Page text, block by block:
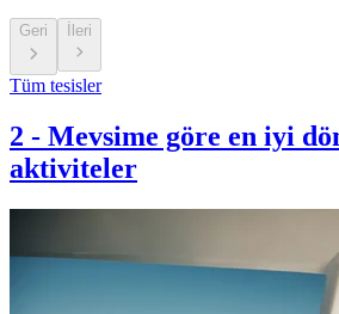
Geri İleri
Tüm tesisler
2 - Mevsime göre en iyi
aktiviteler